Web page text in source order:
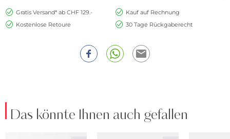
Gratis Versand* ab CHF 129.-
Kauf auf Rechnung
Kostenlose Retoure
30 Tage Rückgaberecht
Das könnte Ihnen auch gefallen